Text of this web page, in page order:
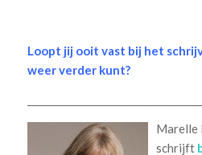
Loopt jij ooit vast bij het
weer verder kunt?
Marelle
schrijft